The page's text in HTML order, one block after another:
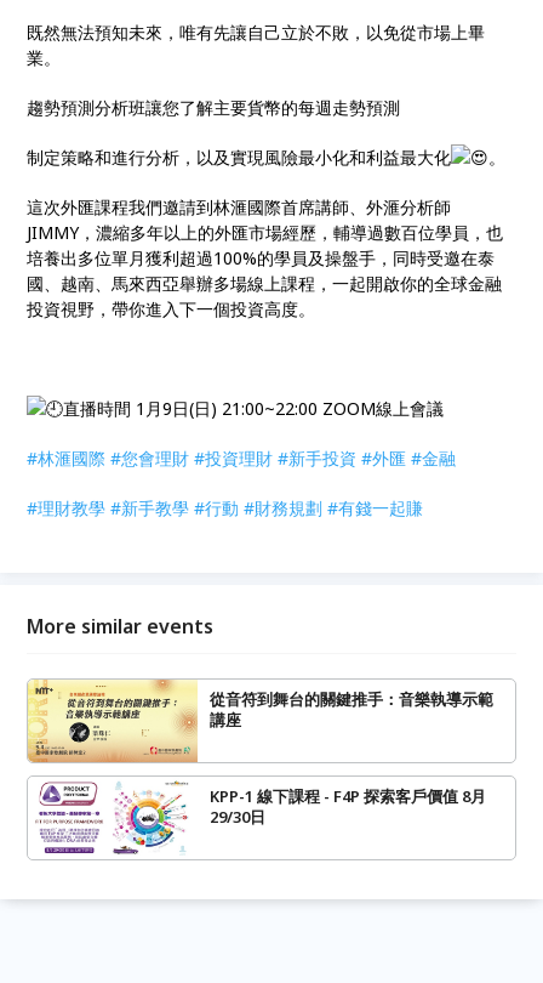
既然無法預知未來，唯有先讓自己立於不敗，以免從市場上畢
業。
趨勢預測分析班讓您了解主要貨幣的每週走勢預測
制定策略和進行分析，以及實現風險最小化和利益最大化 。
這次外匯課程我們邀請到林滙國際首席講師、外滙分析師
JIMMY，濃縮多年以上的外匯市場經歷，輔導過數百位學員，也
培養出多位單月獲利超過100%的學員及操盤手，同時受邀在泰
國、越南、馬來西亞舉辦多場線上課程，一起開啟你的全球金融
投資視野，帶你進入下一個投資高度。
直播時間 1月9日(日) 21:00~22:00 ZOOM線上會議
#林滙國際 #您會理財 #投資理財 #新手投資 #外匯 #金融
#理財教學 #新手教學 #行動 #財務規劃 #有錢一起賺
More similar events
從音符到舞台的關鍵推手：音樂執導示範
講座
KPP-1 線下課程 - F4P 探索客戶價值 8月
29/30日